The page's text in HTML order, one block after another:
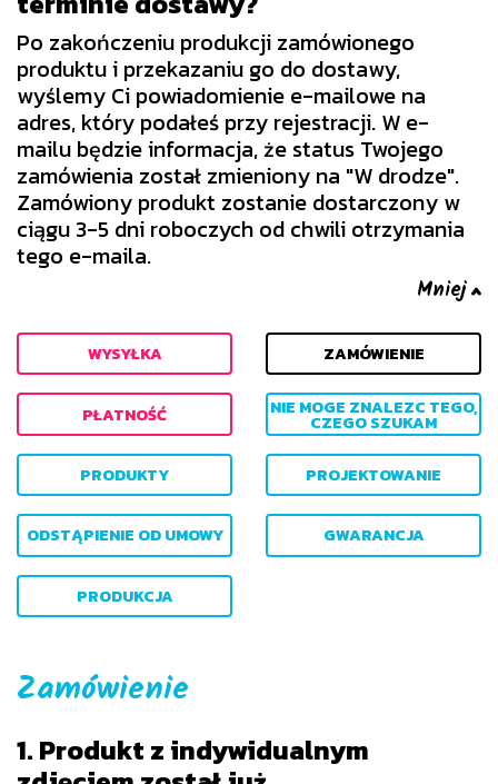
Po zakończeniu produkcji zamówionego
produktu i przekazaniu go do dostawy,
wyślemy Ci powiadomienie e-mailowe na
adres, który podałeś przy rejestracji. W e-
mailu będzie informacja, że status Twojego
zamówienia został zmieniony na "W drodze".
Zamówiony produkt zostanie dostarczony w
ciągu 3-5 dni roboczych od chwili otrzymania
tego e-maila.
WYSYŁKA ZAMÓWIENIE
PŁATNOŚĆ NIE MOGE ZNALEZC TEGO,
CZEGO SZUKAM
PRODUKTY PROJEKTOWANIE
ODSTĄPIENIE OD UMOWY GWARANCJA
PRODUKCJA
Zamówienie
1. Produkt z indywidualnym